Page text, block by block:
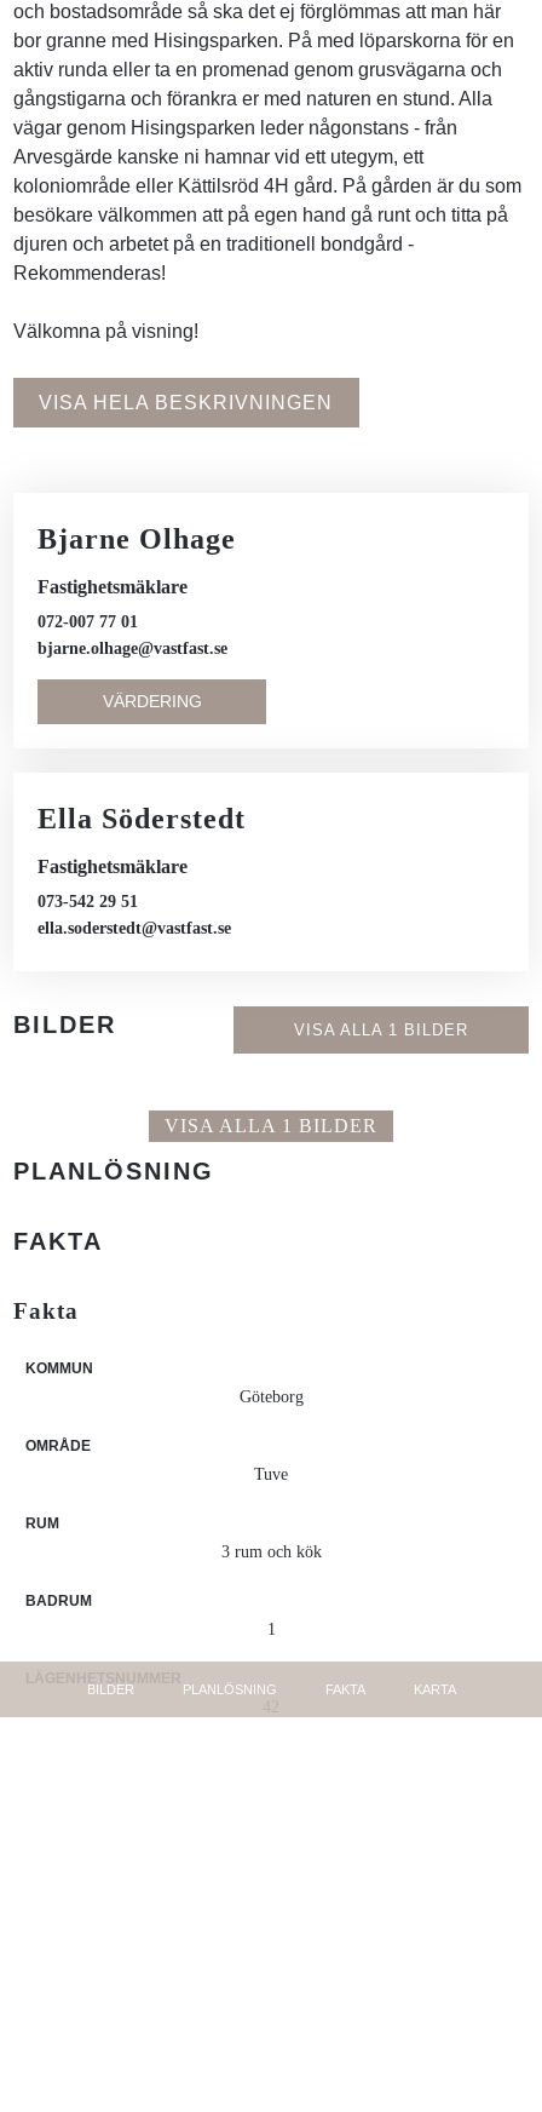
och bostadsområde så ska det ej förglömmas att man här
bor granne med Hisingsparken. På med löparskorna för en
aktiv runda eller ta en promenad genom grusvägarna och
gångstigarna och förankra er med naturen en stund. Alla
vägar genom Hisingsparken leder någonstans - från
Arvesgärde kanske ni hamnar vid ett utegym, ett
koloniområde eller Kättilsröd 4H gård. På gården är du som
besökare välkommen att på egen hand gå runt och titta på
djuren och arbetet på en traditionell bondgård -
Rekommenderas!
Välkomna på visning!
VISA HELA BESKRIVNINGEN
Bjarne Olhage
Fastighetsmäklare
072-007 77 01
bjarne.olhage@vastfast.se
VÄRDERING
Ella Söderstedt
Fastighetsmäklare
073-542 29 51
ella.soderstedt@vastfast.se
BILDER PLANLÖSNING FAKTA KARTA
BILDER VISA ALLA 1 BILDER
VISA ALLA 1 BILDER
PLANLÖSNING
FAKTA
Fakta
KOMMUN
Göteborg
OMRÅDE
Tuve
RUM
3 rum och kök
BADRUM
1